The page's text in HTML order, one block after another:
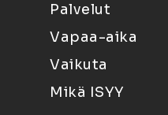
Palvelut
Vapaa-aika
Vaikuta
Mikä ISYY